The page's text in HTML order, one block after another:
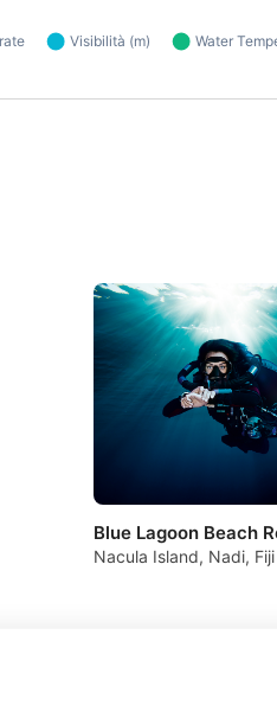
Blue Lagoon Beach
Nacula Island, Nadi, Fiji